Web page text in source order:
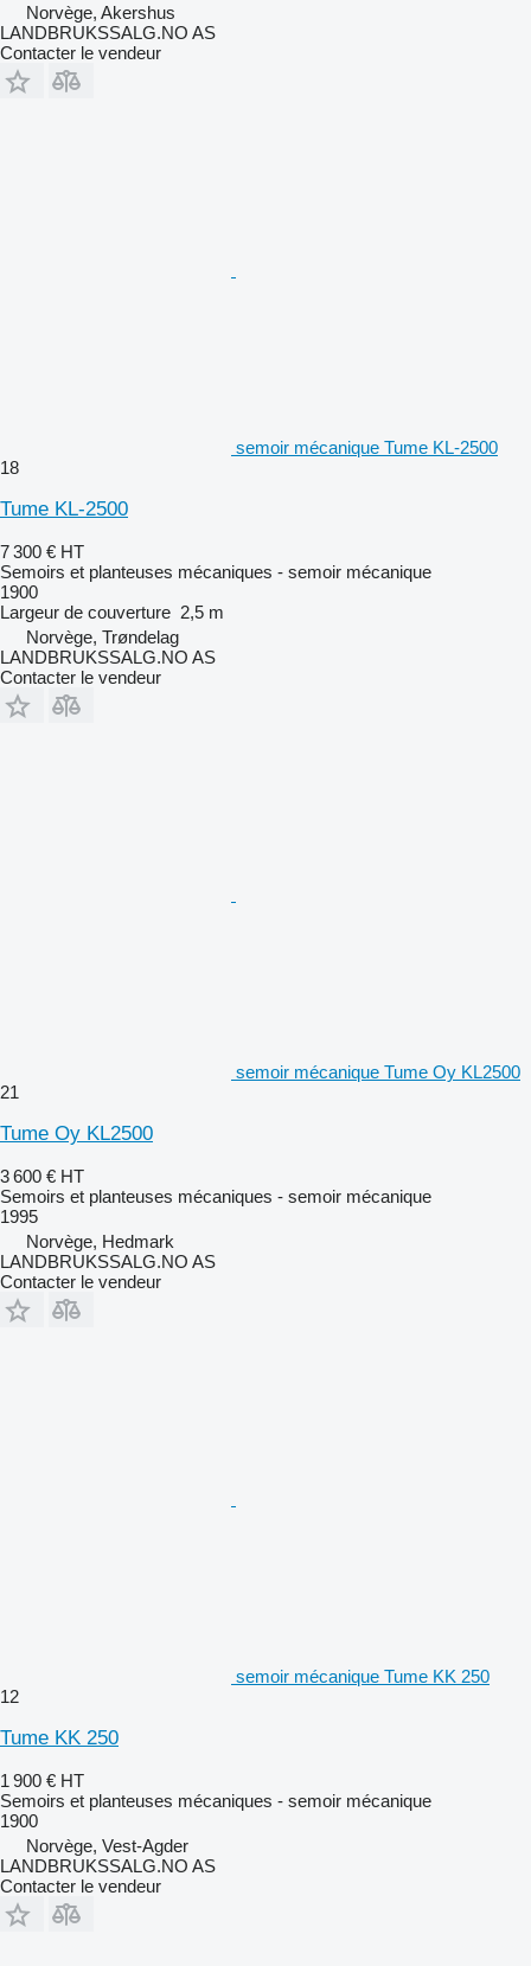
Norvège, Akershus
LANDBRUKSSALG.NO AS
Contacter le vendeur
semoir mécanique Tume KL-2500
18
Tume KL-2500
7 300 € HT
Semoirs et planteuses mécaniques - semoir mécanique
1900
Largeur de couverture 2,5 m
Norvège, Trøndelag
LANDBRUKSSALG.NO AS
Contacter le vendeur
semoir mécanique Tume Oy KL2500
21
Tume Oy KL2500
3 600 € HT
Semoirs et planteuses mécaniques - semoir mécanique
1995
Norvège, Hedmark
LANDBRUKSSALG.NO AS
Contacter le vendeur
semoir mécanique Tume KK 250
12
Tume KK 250
1 900 € HT
Semoirs et planteuses mécaniques - semoir mécanique
1900
Norvège, Vest-Agder
LANDBRUKSSALG.NO AS
Contacter le vendeur